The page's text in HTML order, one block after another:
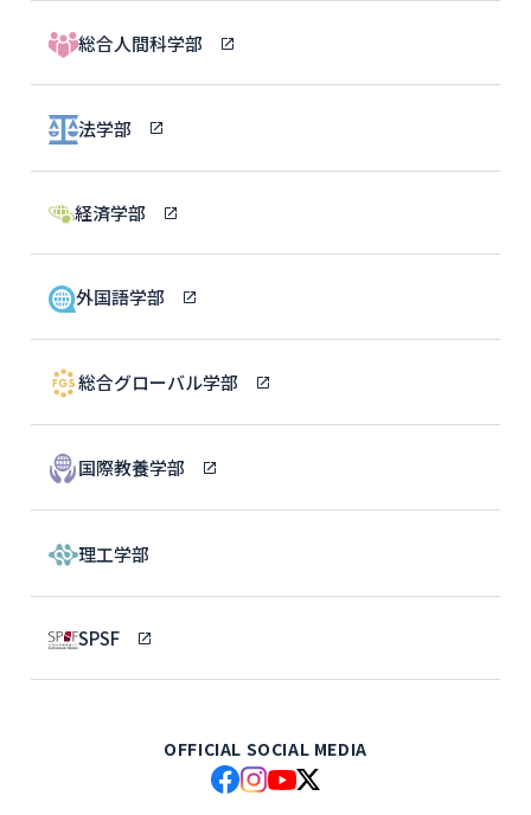
総合人間科学部
法学部
経済学部
外国語学部
総合グローバル学部
国際教養学部
理工学部
SPSF
OFFICIAL SOCIAL MEDIA